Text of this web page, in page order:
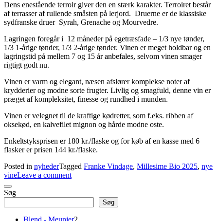
Dens enestående terroir giver den en stærk karakter. Terroiret består
af terrasser af rullende småsten på lerjord. Druerne er de klassiske
sydfranske druer Syrah, Grenache og Mourvedre.
Lagringen foregår i 12 måneder på egetræsfade – 1/3 nye tønder,
1/3 1-årige tønder, 1/3 2-årige tønder. Vinen er meget holdbar og en
lagringstid på mellem 7 og 15 år anbefales, selvom vinen smager
rigtigt godt nu.
Vinen er varm og elegant, næsen afslører komplekse noter af
krydderier og modne sorte frugter. Livlig og smagfuld, denne vin er
præget af kompleksitet, finesse og rundhed i munden.
Vinen er velegnet til de kraftige kødretter, som f.eks. ribben af ​​
oksekød, en kalvefilet mignon og hårde modne oste.
Enkeltstyksprisen er 180 kr./flaske og for køb af en kasse med 6
flasker er prisen 144 kr./flaske.
Posted in nyhederTagged Franke Vindage, Millesime Bio 2025, nye
vineLeave a comment
Søg
Søg